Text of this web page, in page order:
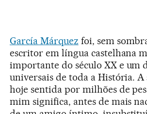
García Márquez foi, sem
escritor em língua castelhana
importante do século XX e um
universais de toda a História. A
hoje sentida por milhões de
mim significa, antes de mais